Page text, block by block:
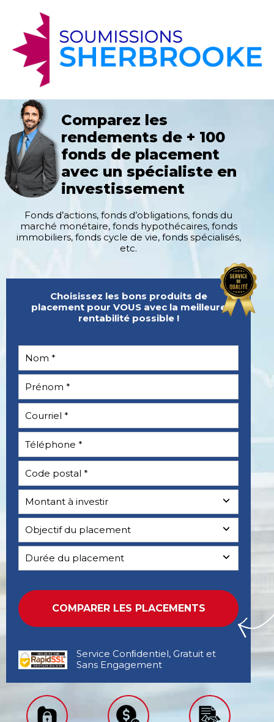
Comparez les
rendements de + 100
fonds de placement
avec un spécialiste en
investissement
Fonds d’actions, fonds d’obligations, fonds du
marché monétaire, fonds hypothécaires, fonds
immobiliers, fonds cycle de vie, fonds spécialisés,
etc.
Choisissez les bons produits de
placement pour VOUS avec la meilleure
rentabilité possible !
Service Conﬁdentiel, Gratuit et
Sans Engagement